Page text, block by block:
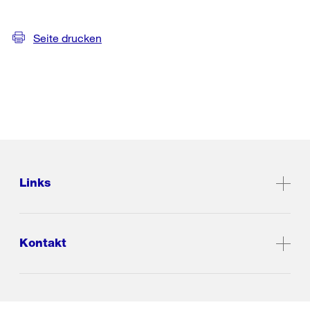
Seite drucken
Links
Kontakt